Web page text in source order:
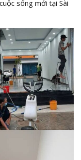
sống mới tại Sài